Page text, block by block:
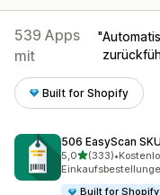
539 Apps
mit
Built for Shopify
506 EasyScan
5,0von 5 Sternen
(333)
333 Rezensionen
•
Built for Shopify